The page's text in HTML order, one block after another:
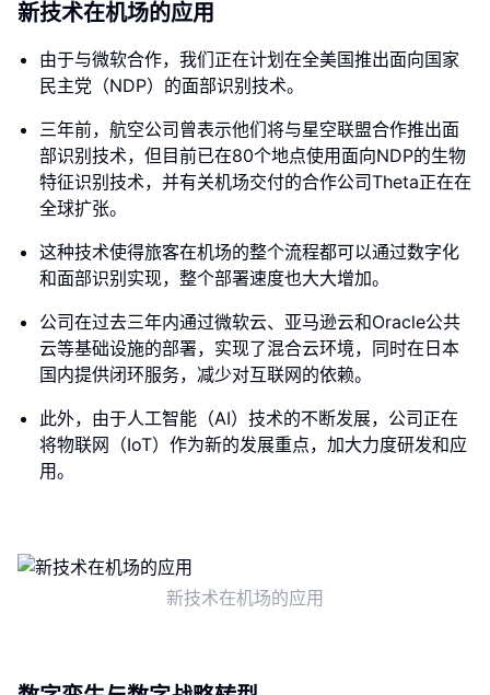
新技术在机场的应用
由于与微软合作，我们正在计划在全美国推出面向国家
民主党（NDP）的面部识别技术。
三年前，航空公司曾表示他们将与星空联盟合作推出面
部识别技术，但目前已在80个地点使用面向NDP的生物
特征识别技术，并有关机场交付的合作公司Theta正在在
全球扩张。
这种技术使得旅客在机场的整个流程都可以通过数字化
和面部识别实现，整个部署速度也大大增加。
公司在过去三年内通过微软云、亚马逊云和Oracle公共
云等基础设施的部署，实现了混合云环境，同时在日本
国内提供闭环服务，减少对互联网的依赖。
此外，由于人工智能（AI）技术的不断发展，公司正在
将物联网（IoT）作为新的发展重点，加大力度研发和应
用。
新技术在机场的应用